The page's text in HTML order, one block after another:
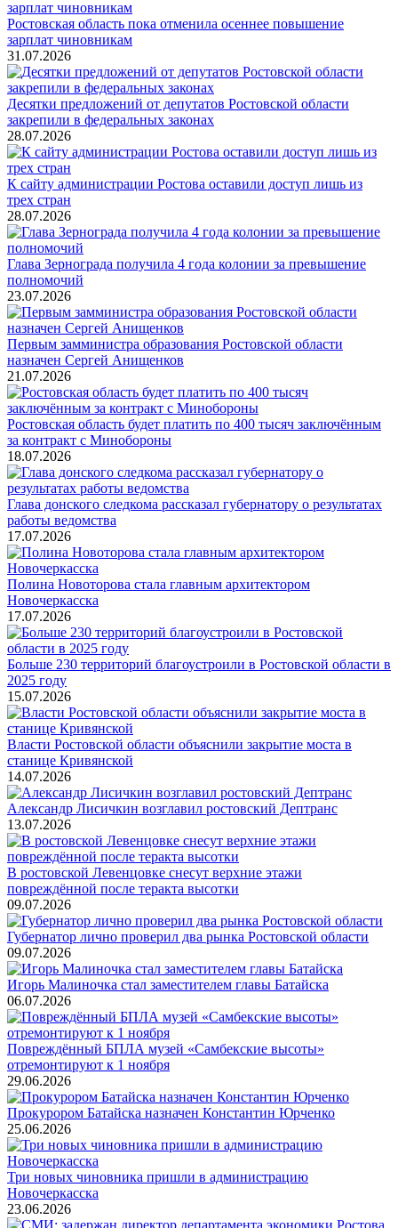
Ростовская область пока отменила осеннее повышение
зарплат чиновникам
31.07.2026
Десятки предложений от депутатов Ростовской области
закрепили в федеральных законах
28.07.2026
К сайту администрации Ростова оставили доступ лишь из
трех стран
28.07.2026
Глава Зернограда получила 4 года колонии за превышение
полномочий
23.07.2026
Первым замминистра образования Ростовской области
назначен Сергей Анищенков
21.07.2026
Ростовская область будет платить по 400 тысяч заключённым
за контракт с Минобороны
18.07.2026
Глава донского следкома рассказал губернатору о результатах
работы ведомства
17.07.2026
Полина Новоторова стала главным архитектором
Новочеркасска
17.07.2026
Больше 230 территорий благоустроили в Ростовской области в
2025 году
15.07.2026
Власти Ростовской области объяснили закрытие моста в
станице Кривянской
14.07.2026
Александр Лисичкин возглавил ростовский Дептранс
13.07.2026
В ростовской Левенцовке снесут верхние этажи
повреждённой после теракта высотки
09.07.2026
Губернатор лично проверил два рынка Ростовской области
09.07.2026
Игорь Малиночка стал заместителем главы Батайска
06.07.2026
Повреждённый БПЛА музей «Самбекские высоты»
отремонтируют к 1 ноября
29.06.2026
Прокурором Батайска назначен Константин Юрченко
25.06.2026
Три новых чиновника пришли в администрацию
Новочеркасска
23.06.2026